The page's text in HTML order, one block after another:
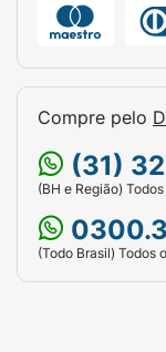
Compre pelo
(31)
(BH e Região)
(Todo Brasil) Todos